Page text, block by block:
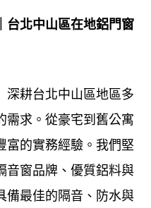
價。
，創新，來協助改善家
立以來深耕40年，有極
，為您建立心中的夢想
宅急便│ 打造優質窗的
台北中山區在地鋁門窗
深耕台北中山區地區多
需求。從豪宅到舊公寓
富的實務經驗。我們堅
音窗品牌、優質鋁料與
備最佳的隔音、防水與